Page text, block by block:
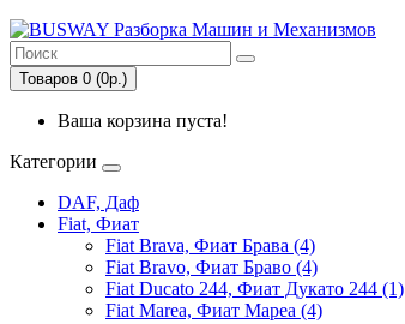
Товаров 0 (0р.)
Ваша корзина пуста!
Категории
DAF, Даф
Fiat, Фиат
Fiat Brava, Фиат Брава (4)
Fiat Bravo, Фиат Браво (4)
Fiat Ducato 244, Фиат Дукато 244 (1)
Fiat Marea, Фиат Мареа (4)